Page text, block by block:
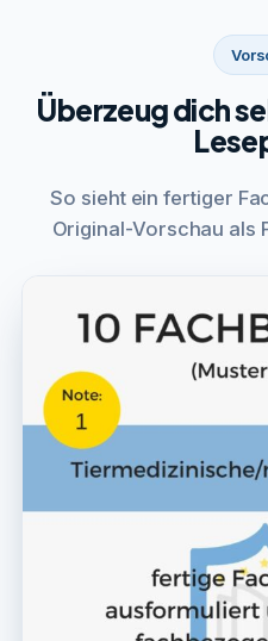
Überzeug dich
So sieht ein fertiger
Original-Vorschau als